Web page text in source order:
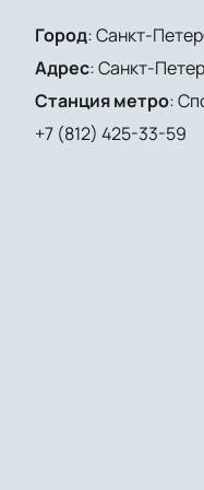
Город:Санкт-
Адрес:Санкт-
Станция метро:
+7 (812) 425-33-59